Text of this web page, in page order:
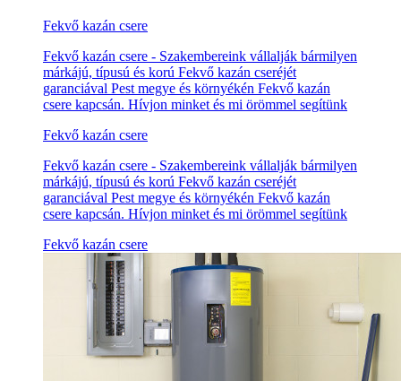
Fekvő kazán csere
Fekvő kazán csere - Szakembereink vállalják bármilyen
márkájú, típusú és korú Fekvő kazán cseréjét
garanciával Pest megye és környékén Fekvő kazán
csere kapcsán. Hívjon minket és mi örömmel segítünk
Fekvő kazán csere
Fekvő kazán csere - Szakembereink vállalják bármilyen
márkájú, típusú és korú Fekvő kazán cseréjét
garanciával Pest megye és környékén Fekvő kazán
csere kapcsán. Hívjon minket és mi örömmel segítünk
Fekvő kazán csere